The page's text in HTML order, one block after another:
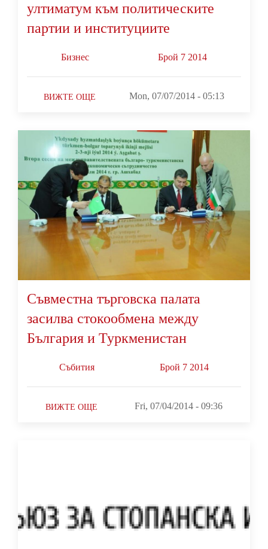
ултиматум към политическите
партии и институциите
Бизнес Брой 7 2014
ВИЖТЕ ОЩЕ Mon, 07/07/2014 - 05:13
Съвместна търговска палата
засилва стокообмена между
България и Туркменистан
Събития Брой 7 2014
ВИЖТЕ ОЩЕ Fri, 07/04/2014 - 09:36